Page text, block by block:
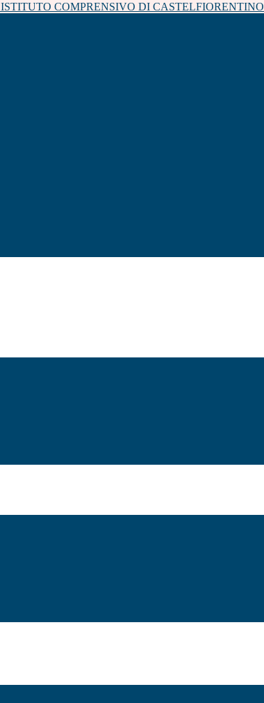
ISTITUTO COMPRENSIVO DI CASTELFIORENTINO